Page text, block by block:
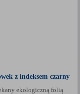
z indeksem czarny
ekologiczną folią